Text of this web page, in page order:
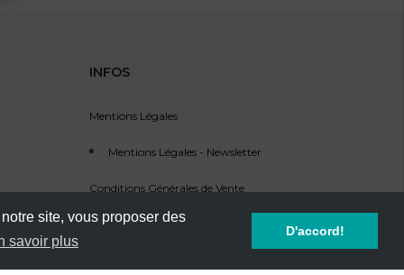
site, vous proposer des
savoir plus
D'accord!
INFOS
Mentions Légales
Mentions Légales - Newsletter
Conditions Générales de Vente
Service Clients - SAV